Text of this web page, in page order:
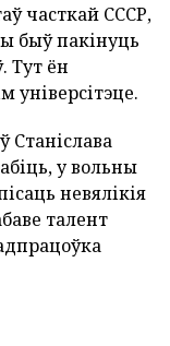
часткай СССР,
быў пакінуць
Тут ён
універсітэце.
Станіслава
у вольны
невялікія
талент